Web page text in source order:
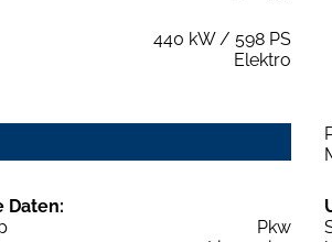
440 kW / 598 PS
Elektro
Daten:
Pkw